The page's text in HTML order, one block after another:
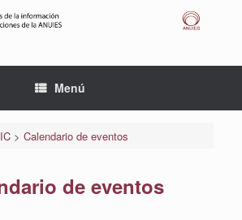
Menú
> Calendario de eventos
de eventos